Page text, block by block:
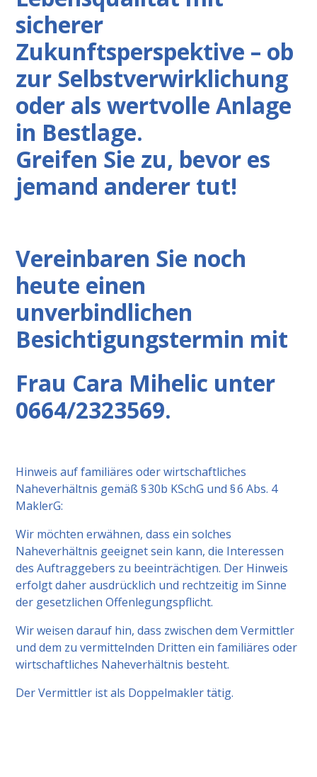
sicherer
Zukunftsperspektive – ob
zur Selbstverwirklichung
oder als wertvolle Anlage
in Bestlage.
Greifen Sie zu, bevor es
jemand anderer tut!
Vereinbaren Sie noch
heute einen
unverbindlichen
Besichtigungstermin mit
Frau Cara Mihelic unter
0664/2323569.
Hinweis auf familiäres oder wirtschaftliches
Naheverhältnis gemäß § 30b KSchG und § 6 Abs. 4
MaklerG:
Wir möchten erwähnen, dass ein solches
Naheverhältnis geeignet sein kann, die Interessen
des Auftraggebers zu beeinträchtigen. Der Hinweis
erfolgt daher ausdrücklich und rechtzeitig im Sinne
der gesetzlichen Offenlegungspflicht.
Wir weisen darauf hin, dass zwischen dem Vermittler
und dem zu vermittelnden Dritten ein familiäres oder
wirtschaftliches Naheverhältnis besteht.
Der Vermittler ist als Doppelmakler tätig.